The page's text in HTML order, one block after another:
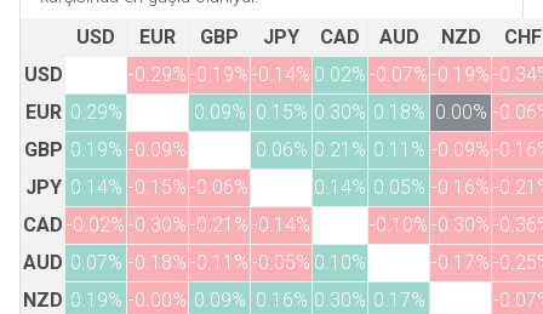
USD EUR GBP JPY CAD AUD NZD
CHF
USD
-0.29% -0.19% -0.14% 0.02% -0.07% -0.19% -
EUR 0.29% 0.09% 0.15% 0.30% 0.18% 0.00% -
GBP 0.19% -0.09% 0.06% 0.21% 0.11% -0.09% -
JPY 0.14% -0.15% -0.06% 0.14% 0.05% -0.16% -
CAD -0.02% -0.30% -0.21% -0.14% -0.10% -0.30% -
AUD 0.07% -0.18% -0.11% -0.05% 0.10% -0.17% -
NZD 0.19% -0.00% 0.09% 0.16% 0.30% 0.17%
-